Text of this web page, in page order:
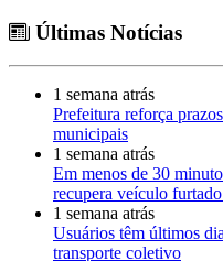
Últimas Notícias
1 semana atrás
Prefeitura reforça
municipais
1 semana atrás
Em menos de 30
recupera veículo
1 semana atrás
Usuários têm últimos
transporte coletivo